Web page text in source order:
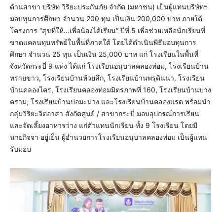
ด้านสาขา บริษัท วิริยะประกันภัย จำกัด (มหาชน) เป็นผู้แทนบริษัทฯ
มอบทุนการศึกษา จำนวน 200 ทุน เป็นเงิน 200,000 บาท ภายใต้
โครงการ “สุขที่ให้…เพื่อน้องได้เรียน” ปีที่ 5 เพื่อช่วยเหลือนักเรียนที่
ขาดแคลนทุนทรัพย์ในพื้นที่ภาคใต้ โดยได้ดำเนินพิธีมอบทุนการ
ศึกษา จำนวน 25 ทุน เป็นเงิน 25,000 บาท แก่ โรงเรียนในพื้นที่
จังหวัดกระบี่ 9 แห่ง ได้แก่ โรงเรียนอนุบาลคลองท่อม, โรงเรียนบ้าน
ทรายขาว, โรงเรียนบ้านห้วยลึก, โรงเรียนบ้านพรุดินนา, โรงเรียน
บ้านคลองไคร, โรงเรียนคลองท่อมมิตรภาพที่ 160, โรงเรียนบ้านบาง
คราม, โรงเรียนบ้านบ่อมะม่วง และโรงเรียนบ้านคลองแรด พร้อมนำ
กลุ่มวิริยะจิตอาสา สังกัดศูนย์ / สาขากระบี่ มอบอุปกรณ์การเรียน
และจัดเลี้ยงอาหารว่าง แก่ตัวแทนนักเรียน ทั้ง 9 โรงเรียน โดยมี
นายกิจจา อยู่เย็น ผู้อำนวยการโรงเรียนอนุบาลคลองท่อม เป็นผู้แทน
รับมอบ